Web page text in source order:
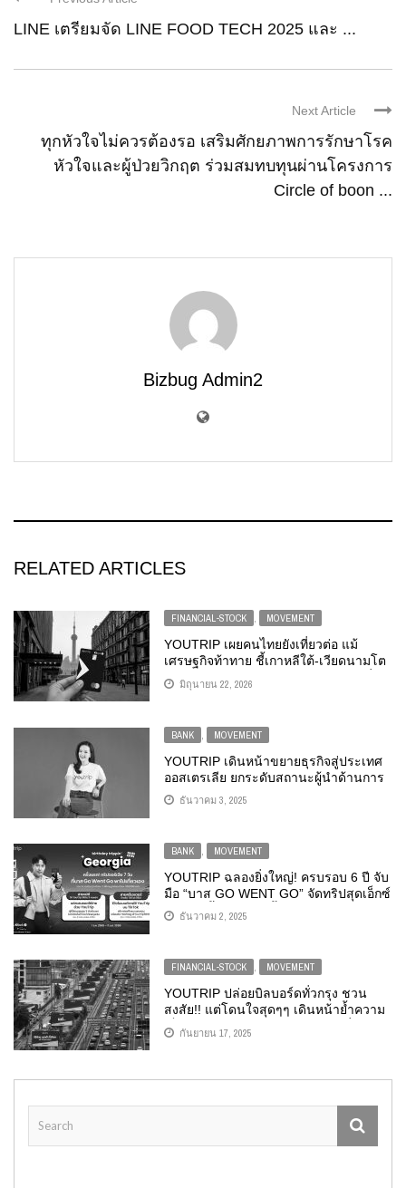
LINE เตรียมจัด LINE FOOD TECH 2025 และ ...
Next Article
ทุกหัวใจไม่ควรต้องรอ เสริมศักยภาพการรักษาโรค
หัวใจและผู้ป่วยวิกฤต ร่วมสมทบทุนผ่านโครงการ
Circle of boon ...
Bizbug Admin2
RELATED ARTICLES
FINANCIAL-STOCK , MOVEMENT
YOUTRIP เผยคนไทยยังเที่ยวต่อ แม้
เศรษฐกิจท้าทาย ชี้เกาหลีใต้-เวียดนามโต
สูงสุด 34% พร้อมเปิดแคมเปญ “จ่ายหมื่น
ลุ้นล้าน” แจกรางวัลรวม 2 ล้านบาท
มิถุนายน 22, 2026
BANK MOVEMENT
YOUTRIP เดินหน้าขยายธุรกิจสู่ประเทศ
ออสเตรเลีย ยกระดับสถานะผู้นำด้านการ
ชำระเงินระหว่างประเทศแห่งเอเชีย
แปซิฟิก
ธันวาคม 3, 2025
BANK , MOVEMENT
YOUTRIP ฉลองยิ่งใหญ่! ครบรอบ 6 ปี จับ
มือ “บาส GO WENT GO” จัดทริปสุดเอ็กซ์
คลูซีฟครั้งแรก ตอกย้ำ TRAVEL CARD
อันดับ 1 ที่นักเดินทางไทยไว้ใจ
ธันวาคม 2, 2025
FINANCIAL-STOCK , MOVEMENT
YOUTRIP ปล่อยบิลบอร์ดทั่วกรุง ชวน
สงสัย!! แต่โดนใจสุดๆๆ เดินหน้าย้ำความ
เป็นผู้นำ TRAVEL CARD อันดับหนึ่งของ
ไทย
กันยายน 17, 2025